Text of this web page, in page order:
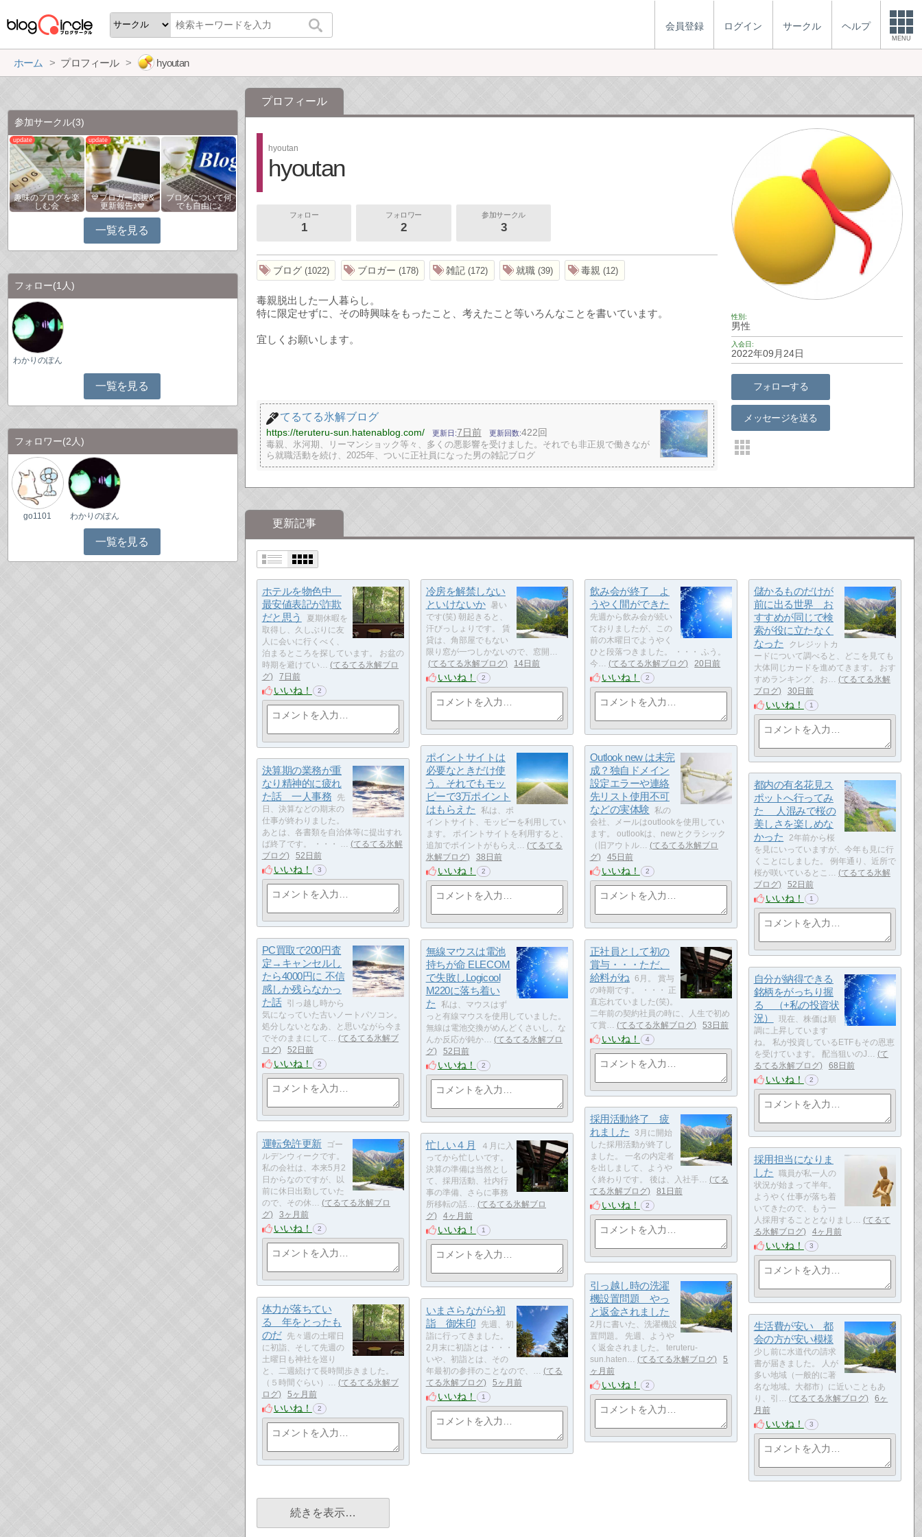
会員登録 ログイン サークル ヘルプ
MENU
ホーム プロフィール hyoutan
プロフィール
hyoutan
hyoutan
フォロー
1
フォロワー
2
参加サークル
3
性別
男性
入会日
2022年09月24日
フォローする
メッセージを送る
ブログ 1022 ブロガー 178 雑記 172 就職 39 毒親 12
毒親脱出した一人暮らし。
特に限定せずに、その時興味をもったこと、考えたこと等いろんなことを書いています。
宜しくお願いします。
てるてる氷解ブログ
https://teruteru-sun.hatenablog.com/ 更新日 7日前 更新回数 422回
毒親、氷河期、リーマンショック等々、多くの悪影響を受けました。それでも非正規で働きなが
ら就職活動を続け、2025年、ついに正社員になった男の雑記ブログ
更新記事
ホテルを物色中
最安値表記が詐欺
だと思う
夏期休暇を
取得し、久しぶりに友
人に会いに行くべく、
泊まるところを探しています。 お盆の
時期を避けてい…
てるてる氷解ブロ
グ
7日前
いいね！ 2
冷房を解禁しない
といけないか
暑い
です(笑) 朝起きると、
汗びっしょりです。 賃
貸は、角部屋でもない
限り窓が一つしかないので、窓開…
てるてる氷解ブログ
14日前
いいね！ 2
飲み会が終了 よ
うやく間ができた
先週から飲み会が続い
ておりましたが、この
前の木曜日でようやく
ひと段落つきました。 ・・・ ふう。
今…
てるてる氷解ブログ 20日前
いいね！ 2
儲かるものだけが
前に出る世界 お
すすめが同じで検
索が役に立たなく
なった
クレジットカ
ードについて調べると、どこを見ても
大体同じカードを進めてきます。 おす
すめランキング、お…
てるてる氷解
ブログ
30日前
いいね！ 1
ポイントサイトは
必要なときだけ使
う。それでもモッ
ピーで3万ポイント
はもらえた
私は、ポ
イントサイト、モッピーを利用してい
ます。 ポイントサイトを利用すると、
追加でポイントがもらえ…
てるてる
氷解ブログ
38日前
いいね！ 2
Outlook new は未完
成？独自ドメイン
設定エラーや連絡
先リスト使用不可
などの実体験
私の
会社、メールはoutlookを使用してい
ます。 outlookは、newとクラシック
（旧アウトル…
てるてる氷解ブロ
グ
45日前
いいね！ 2
決算期の業務が重
なり精神的に疲れ
た話 一人事務
先
日、決算などの期末の
仕事が終わりました。
あとは、各書類を自治体等に提出すれ
ば終了です。 ・・・ …
てるてる氷解
ブログ
52日前
いいね！ 3
都内の有名花見ス
ポットへ行ってみ
た 人混みで桜の
美しさを楽しめな
かった
2年前から桜
を見にいっていますが、今年も見に行
くことにしました。 例年通り、近所で
桜が咲いているとこ…
てるてる氷解
ブログ
52日前
いいね！ 1
PC買取で200円査
定→キャンセルし
たら4000円に 不信
感しか残らなかっ
た話
引っ越し時から
気になっていた古いノートパソコン。
処分しないとなあ、と思いながら今ま
でそのままにして…
てるてる氷解ブ
ログ
52日前
いいね！ 2
無線マウスは電池
持ちが命 ELECOM
で失敗しLogicool
M220に落ち着い
た
私は、マウスはず
っと有線マウスを使用していました。
無線は電池交換がめんどくさいし、な
んか反応が鈍か…
てるてる氷解ブロ
グ
52日前
いいね！ 2
正社員として初の
賞与・・・ただ、
給料がね
6月。 賞与
の時期です。 ・・・ 正
直忘れていました(笑)。
二年前の契約社員の時に、人生で初め
て賞…
てるてる氷解ブログ 53日前
いいね！ 4
自分が納得できる
銘柄をがっちり握
る （+私の投資状
況）
現在、株価は順
調に上昇しています
ね。 私が投資しているETFもその恩恵
を受けています。 配当狙いのJ…
て
るてる氷解ブログ
68日前
いいね！ 2
採用活動終了 疲
れました
3月に開始
した採用活動が終了し
ました。 一名の内定者
を出しまして、ようや
く終わりです。 後は、入社手…
てる
てる氷解ブログ
81日前
いいね！ 2
運転免許更新
ゴー
ルデンウィークです。
私の会社は、本来5月2
日からなのですが、以
前に休日出勤していた
ので、その休…
てるてる氷解ブロ
グ
3ヶ月前
いいね！ 2
忙しい４月
４月に入
ってから忙しいです。
決算の準備は当然とし
て、採用活動、社内行
事の準備、さらに事務
所移転の話…
てるてる氷解ブロ
グ
4ヶ月前
いいね！ 1
採用担当になりま
した
職員が私一人の
状況が始まって半年。
ようやく仕事が落ち着
いてきたので、もう一
人採用することとなりまし…
てるて
る氷解ブログ
4ヶ月前
いいね！ 3
引っ越し時の洗濯
機設置問題 やっ
と返金されました
2月に書いた、洗濯機設
置問題。 先週、ようや
く返金されました。 teruteru-
sun.haten…
てるてる氷解ブログ
5
ヶ月前
いいね！ 2
体力が落ちてい
る 年をとったも
のだ
先々週の土曜日
に初詣、そして先週の
土曜日も神社を巡り
と、二週続けて長時間歩きました。
（５時間ぐらい）…
てるてる氷解ブ
ログ
5ヶ月前
いいね！ 2
いまさらながら初
詣 御朱印
先週、初
詣に行ってきました。
2月末に初詣とは・・・
いや、初詣とは、その
年最初の参拝のことなので、…
てる
てる氷解ブログ
5ヶ月前
いいね！ 1
生活費が安い 都
会の方が安い模様
少し前に水道代の請求
書が届きました。 人が
多い地域（一般的に著
名な地域。大都市）に近いこともあ
り、引…
てるてる氷解ブログ
6ヶ
月前
いいね！ 3
続きを表示…
参加サークル(3)
趣味のブログを楽
しむ会
💙ブロガー応援&
更新報告♪💙
ブログについて何
でも自由に♪
一覧を見る
フォロー(1人)
わかりのぽん
一覧を見る
フォロワー(2人)
go1101 わかりのぽん
一覧を見る